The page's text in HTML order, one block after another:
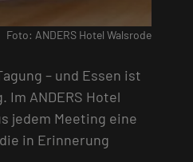
Foto: ANDERS Hotel Walsrode
– und Essen ist
ANDERS Hotel
jedem Meeting eine
in Erinnerung